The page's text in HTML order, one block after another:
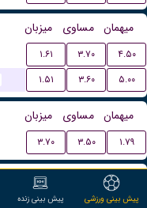
میزبان مساوی میهمان
۱.۶۱ ۳.۷۰
۴.۵۰
۱.۵۱ ۳.۶۰ ۵.۰۰
میزبان مساوی میهمان
۳.۷۰ ۳.۵۰ ۱.۷۹
میزبان میهمان
۲.۸۰ ۲.۸۰ ۲.۴۵
پیش بینی ورزشی پیش بینی زنده